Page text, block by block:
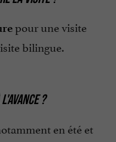
pour une visite
bilingue.
?
en été et